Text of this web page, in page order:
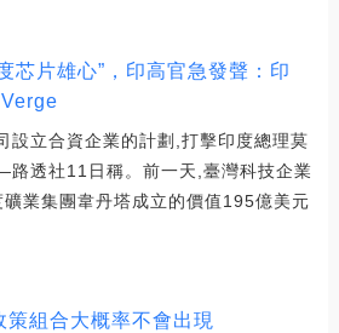
芯片雄心”，印高官急發聲：印
設立合資企業的計劃,打擊印度總理莫
透社11日稱。前一天,臺灣科技企業
業集團韋丹塔成立的價值195億美元
策組合大概率不會出現